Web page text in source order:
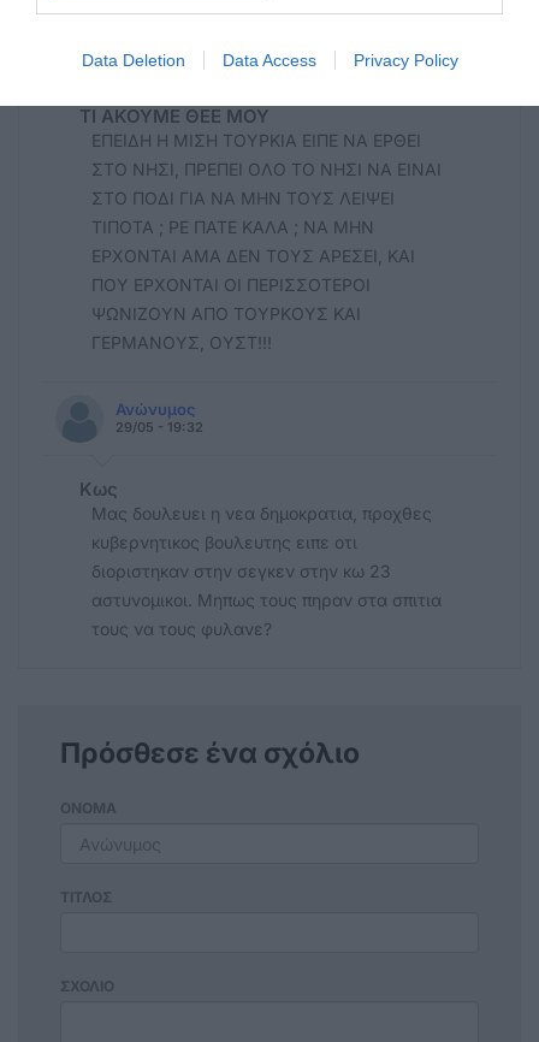
Data Deletion Data Access Privacy Policy
29/05 - 20:38
ΤΙ ΑΚΟΥΜΕ ΘΕΕ ΜΟΥ
ΕΠΕΙΔΗ Η ΜΙΣΗ ΤΟΥΡΚΙΑ ΕΙΠΕ ΝΑ ΕΡΘΕΙ
ΣΤΟ ΝΗΣΙ, ΠΡΕΠΕΙ ΟΛΟ ΤΟ ΝΗΣΙ ΝΑ ΕΙΝΑΙ
ΣΤΟ ΠΟΔΙ ΓΙΑ ΝΑ ΜΗΝ ΤΟΥΣ ΛΕΙΨΕΙ
ΤΙΠΟΤΑ ; ΡΕ ΠΑΤΕ ΚΑΛΑ ; ΝΑ ΜΗΝ
ΕΡΧΟΝΤΑΙ ΑΜΑ ΔΕΝ ΤΟΥΣ ΑΡΕΣΕΙ, ΚΑΙ
ΠΟΥ ΕΡΧΟΝΤΑΙ ΟΙ ΠΕΡΙΣΣΟΤΕΡΟΙ
ΨΩΝΙΖΟΥΝ ΑΠΟ ΤΟΥΡΚΟΥΣ ΚΑΙ
ΓΕΡΜΑΝΟΥΣ, ΟΥΣΤ!!!
Ανώνυμος
29/05 - 19:32
Κως
Μας δουλευει η νεα δημοκρατια, προχθες
κυβερνητικος βουλευτης ειπε οτι
διοριστηκαν στην σεγκεν στην κω 23
αστυνομικοι. Μηπως τους πηραν στα σπιτια
τους να τους φυλανε?
Πρόσθεσε ένα σχόλιο
ΟΝΟΜΑ
ΤΙΤΛΟΣ
ΣΧΟΛΙΟ